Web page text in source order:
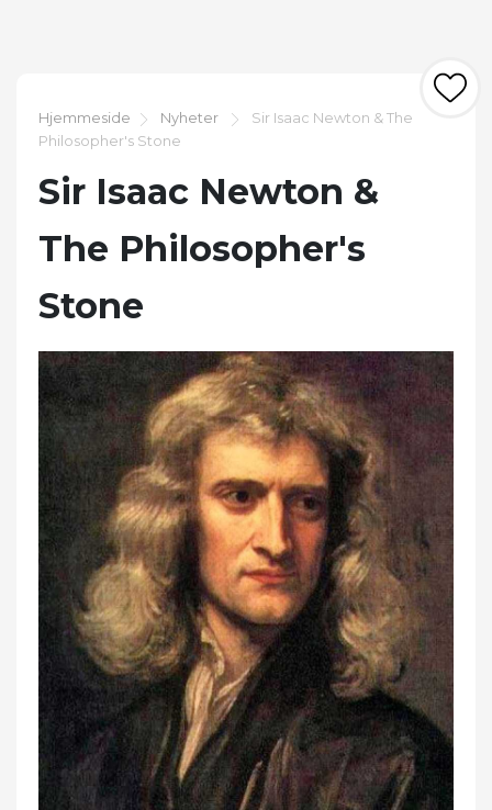
Hjemmeside Nyheter
Sir Isaac Newton & The
Philosopher's Stone
Sir Isaac Newton &
The Philosopher's
Stone